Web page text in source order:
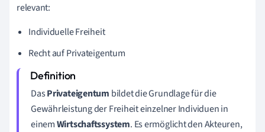
relevant:
Individuelle Freiheit
Recht auf Privateigentum
DasPrivateigentum bildet die Grundlage für die
Gewährleistung der Freiheit einzelner Individuen in
einemWirtschaftssystem. Es ermöglicht den Akteuren,